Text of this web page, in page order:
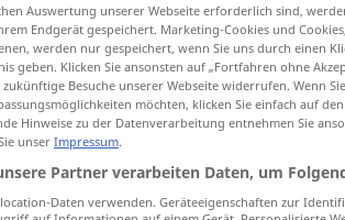
Kleinigkeit, Spielerei
conceitarrogance
Auswertung unserer Webseite erforderlich sind,
Endgerät gespeichert. Marketing-Cookies und
werden nur gespeichert, wenn Sie uns durch einen
geben. Klicken Sie ansonsten auf „Fortfahren ohne
Besuche unserer Webseite widerrufen. Wenn
möchten, klicken Sie einfach auf
Hinweise zu der Datenverarbeitung entnehmen Sie
unser Impressum.
Partner verarbeiten Daten, um
Daten verwenden. Geräteeigenschaften zur